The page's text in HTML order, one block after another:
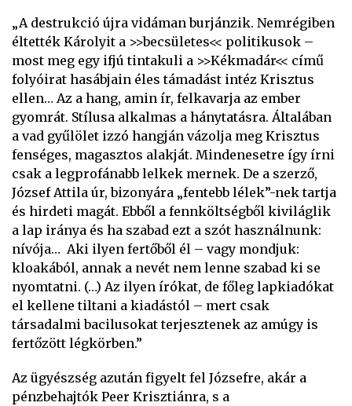
„A destrukció újra vidáman burjánzik. Nemrégiben
éltették Károlyit a >>becsületes<< politikusok –
most meg egy ifjú tintakuli a >>Kékmadár<< című
folyóirat hasábjain éles támadást intéz Krisztus
ellen… Az a hang, amin ír, felkavarja az ember
gyomrát. Stílusa alkalmas a hánytatásra. Általában
a vad gyűlölet izzó hangján vázolja meg Krisztus
fenséges, magasztos alakját. Mindenesetre így írni
csak a legprofánabb lelkek mernek. De a szerző,
József Attila úr, bizonyára „fentebb lélek”-nek tartja
és hirdeti magát. Ebből a fennköltségből kiviláglik
a lap iránya és ha szabad ezt a szót használnunk:
nívója… Aki ilyen fertőből él – vagy mondjuk:
kloakából, annak a nevét nem lenne szabad ki se
nyomtatni. (…) Az ilyen írókat, de főleg lapkiadókat
el kellene tiltani a kiadástól – mert csak
társadalmi bacilusokat terjesztenek az amúgy is
fertőzött légkörben.”
Az ügyészség azután figyelt fel Józsefre, akár a
pénzbehajtók Peer Krisztiánra, s a